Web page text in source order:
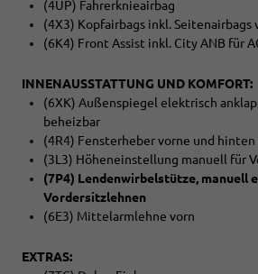
(4UP) Fahrerknieairbag
(4X3) Kopfairbags inkl. Seitenairbags
(6K4) Front Assist inkl. City ANB für
INNENAUSSTATTUNG UND KOMFORT:
(6XK) Außenspiegel elektrisch
beheizbar
(4R4) Fensterheber vorne und
(3L3) Höheneinstellung manuell für
(7P4) Lendenwirbelstütze, manuell
Vordersitzlehnen
(6E3) Mittelarmlehne vorn
EXTRAS: